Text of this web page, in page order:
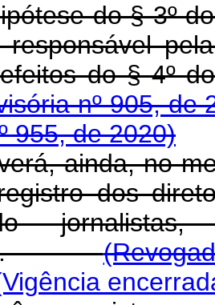
do § 3º
responsável
do § 4º
nº 905, de
955, de 2020)
ainda, no
dos
jornalistas,